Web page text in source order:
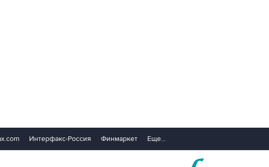
Интерфакс-Россия Финмаркет Еще...